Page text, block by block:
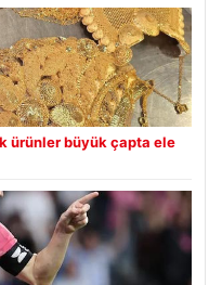
ürünler büyük çapta ele